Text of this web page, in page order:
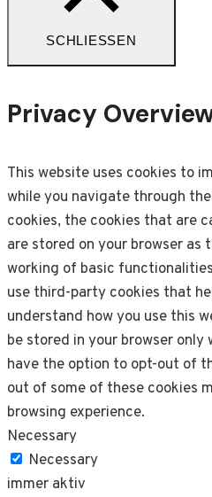
SCHLIESSEN
Privacy
This website uses cookies to
while you navigate through
cookies, the cookies that are
are stored on your browser as
working of basic
use third-party cookies that
understand how you use this
be stored in your browser only
have the option to opt-out of
out of some of these cookies
browsing experience.
Necessary
Necessary
immer aktiv